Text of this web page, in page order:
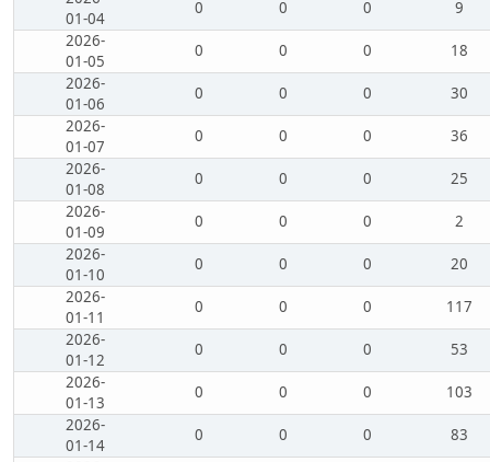
01-04
0 0 0
9
2026-
01-05
0 0 0
18
2026-
01-06
0 0 0
30
2026-
01-07
0 0 0
36
2026-
01-08
0 0 0
25
2026-
01-09
0 0 0
2
2026-
01-10
0 0 0
20
2026-
01-11
0 0 0
117
2026-
01-12
0 0 0
53
2026-
01-13
0 0 0
103
2026-
01-14
0 0 0
83